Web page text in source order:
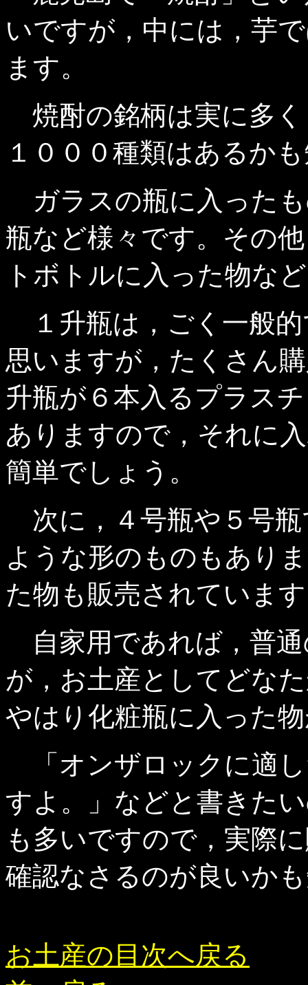
いですが，中には，芋
ます。
焼酎の銘柄は実に多
１０００種類はあるか
ガラスの瓶に入った
瓶など様々です。その
トボトルに入った物な
１升瓶は，ごく一般
思いますが，たくさん
升瓶が６本入るプラス
ありますので，それに
簡単でしょう。
次に，４号瓶や５号
ような形のものもあり
た物も販売されていま
自家用であれば，普
が，お土産としてどな
やはり化粧瓶に入った
「オンザロックに適
すよ。」などと書きた
も多いですので，実際
確認なさるのが良いか
お土産の目次へ戻る